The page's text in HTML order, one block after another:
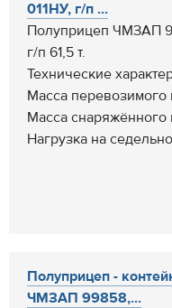
011НУ, г/п ...
Полуприцеп ЧМЗАП
г/п 61,5 т.
Технические
Масса перевозимого
Масса снаряжённого
Нагрузка на
Полуприцеп -
ЧМЗАП 99858,...